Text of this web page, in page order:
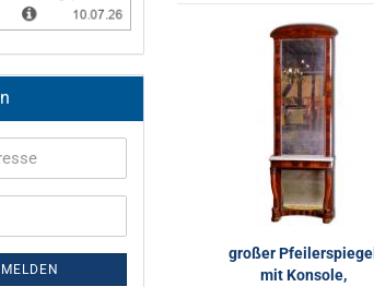
großer Pfeilerspiegel
mit Konsole,